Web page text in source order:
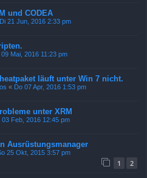
und CODEA
Di 21 Jun, 2016 2:33 pm
09 Mai, 2016 11:23 pm
läuft unter Win 7 nicht.
« Do 07 Apr, 2016 1:53 pm
unter XRM
03 Feb, 2016 12:45 pm
Ausrüstungsmanager
25 Okt, 2015 3:57 pm
1 2